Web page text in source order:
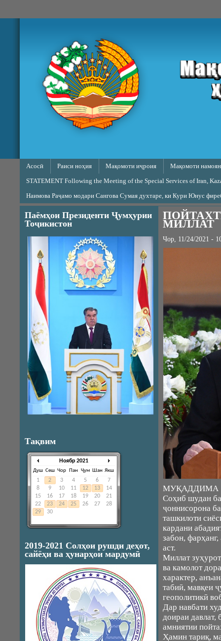
Main menu
Асосӣ Раиси ноҳия Мақомоти иҷроия
Мақомоти
STATEMENT Following the Meeting of the Special Services of Iran,
Наимова Раҷамо модари Сангова Сумая духтаре, ки Кури Юнус
Паёмҳои Президенти Ҷумҳурии
Тоҷикистон
Тақвим
Душ Сеш Чор Пан Ҷум Шан Якш
1 2 3 4 5 6
7
8
9 10 11 12 13
14
15
16 17 18 19 20
21
22
23 24 25 26 27
28
29
30
Ноябр 2021
2019-2021 Солҳои рушди деҳот,
сайёҳи ва ҳунарҳои мардумӣ
МИЛЛАТ
Чор, 11/24/2021 -
МУҚАДДИМА
Соҳиб шудан
ҷоннисорона
ташкилоти
кардани
забон,
аст.
Миллат
ва камолот
характер,
табиӣ, мавқеи
геополитикӣ
Дар навбати
доираи давлат,
амниятии
Ҳамин тариқ,